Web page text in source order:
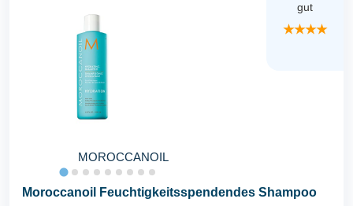
MOROCCANOIL
gut
★★★★
Moroccanoil Feuchtigkeitsspendendes Shampoo